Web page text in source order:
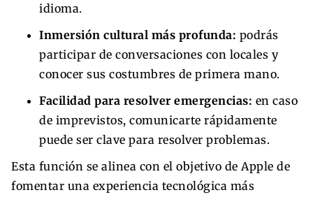
idioma.
Inmersión cultural más profunda: podrás
participar de conversaciones con locales y
conocer sus costumbres de primera mano.
Facilidad para resolver emergencias: en caso
de imprevistos, comunicarte rápidamente
puede ser clave para resolver problemas.
Esta función se alinea con el objetivo de Apple de
fomentar una experiencia tecnológica más